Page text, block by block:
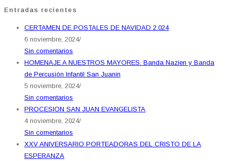
Entradas recientes
CERTAMEN DE POSTALES DE NAVIDAD 2.024
6 noviembre, 2024/
Sin comentarios
HOMENAJE A NUESTROS MAYORES. Banda Nazien y Banda
de Percusión Infantil San Juanin
5 noviembre, 2024/
Sin comentarios
PROCESION SAN JUAN EVANGELISTA
4 noviembre, 2024/
Sin comentarios
XXV ANIVERSARIO PORTEADORAS DEL CRISTO DE LA
ESPERANZA